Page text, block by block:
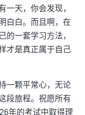
一天，你会发现，
白白。而且啊，在
的一套学习方法，
才是真正属于自己
一颗平常心，无论
段旅程。祝愿所有
年的考试中取得理